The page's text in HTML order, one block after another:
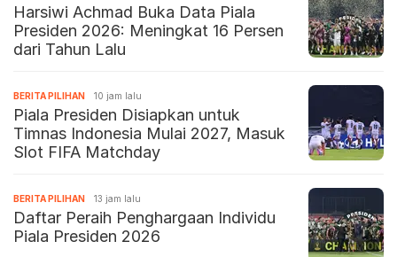
Harsiwi Achmad Buka Data Piala
Presiden 2026: Meningkat 16 Persen
dari Tahun Lalu
BERITA PILIHAN 10 jam lalu
Piala Presiden Disiapkan untuk
Timnas Indonesia Mulai 2027, Masuk
Slot FIFA Matchday
BERITA PILIHAN 13 jam lalu
Daftar Peraih Penghargaan Individu
Piala Presiden 2026